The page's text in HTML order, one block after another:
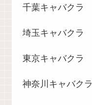
千葉キャバクラ
埼玉キャバクラ
東京キャバクラ
神奈川キャバクラ